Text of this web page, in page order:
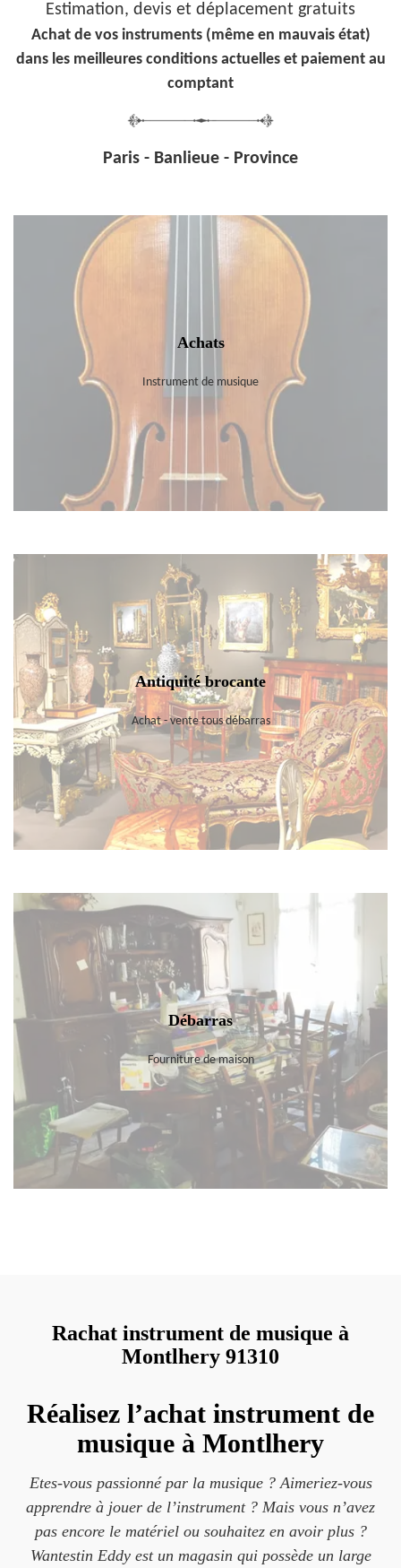
Estimation, devis et déplacement gratuits
Achat de vos instruments (même en mauvais état)
dans les meilleures conditions actuelles et paiement au
comptant
Paris - Banlieue - Province
Achats
Instrument de musique
Antiquité brocante
Achat - vente tous débarras
Débarras
Fourniture de maison
Rachat instrument de musique à
Montlhery 91310
Réalisez l’achat instrument de
musique à Montlhery
Etes-vous passionné par la musique ? Aimeriez-vous
apprendre à jouer de l’instrument ? Mais vous n’avez
pas encore le matériel ou souhaitez en avoir plus ?
Wantestin Eddy est un magasin qui possède un large